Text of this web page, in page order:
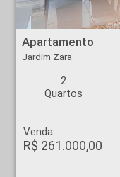
Apartamento - Jardim Zara - Ribeirão Preto
Apartamento
Jardim Zara
2
Quartos
Venda
R$ 261.000,00